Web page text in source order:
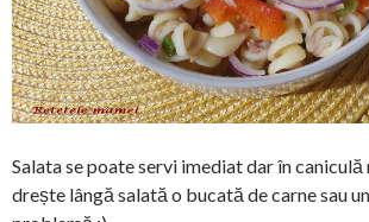
Salata se poate servi imediat dar în caniculă
drește lângă salată o bucată de carne sau